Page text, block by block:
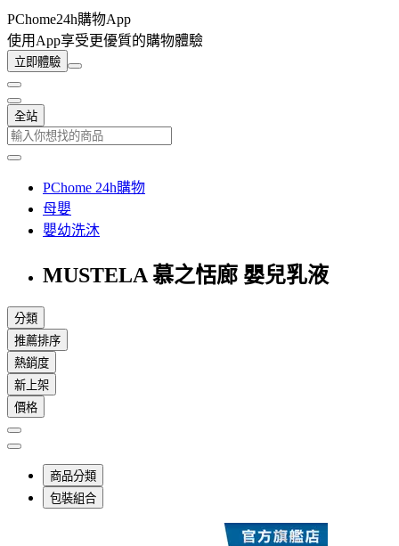
PChome24h購物App
使用App享受更優質的購物體驗
立即體驗
全站
PChome 24h購物
母嬰
嬰幼洗沐
MUSTELA 慕之恬廊 嬰兒乳液
分類
推薦排序
熱銷度
新上架
價格
商品分類
包裝組合